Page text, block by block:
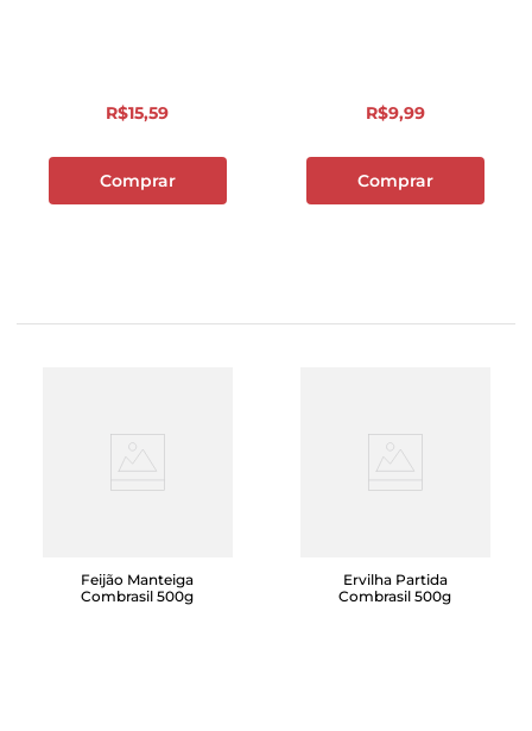
R$15,59
Comprar
R$9,99
Comprar
Feijão Manteiga
Combrasil 500g
Ervilha Partida
Combrasil 500g